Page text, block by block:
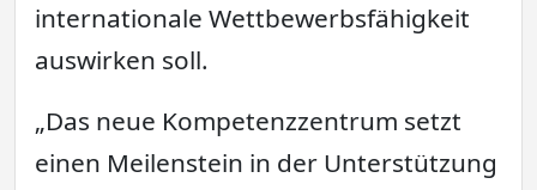
internationale Wettbewerbsfähigkeit
auswirken soll.
„Das neue Kompetenzzentrum setzt
einen Meilenstein in der Unterstützung